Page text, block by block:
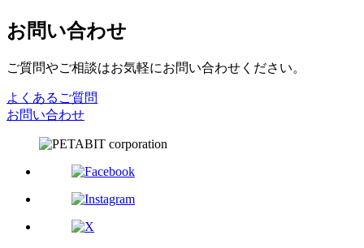
お問い合わせ
ご質問やご相談はお気軽にお問い合わせください。
よくあるご質問
お問い合わせ